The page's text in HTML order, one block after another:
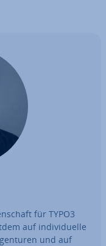
für TYPO3
auf in­di­vi­du­el­le
und auf